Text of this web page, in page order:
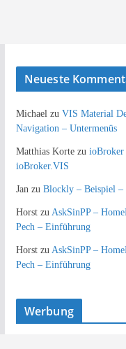
Neueste
Michaelzu VIS Material
Navigation – Untermenüs
Matthias Kortezu ioBroker
ioBroker.VIS
Janzu Blockly – Beispiel –
Horstzu AskSinPP –
Pech – Einführung
Horstzu AskSinPP –
Pech – Einführung
Werbung